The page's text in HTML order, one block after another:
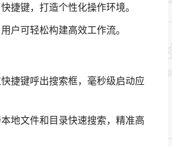
捷键，打造个性化操作环境。
户可轻松构建高效工作流。
捷键呼出搜索框，毫秒级启动应
地文件和目录快速搜索，精准高